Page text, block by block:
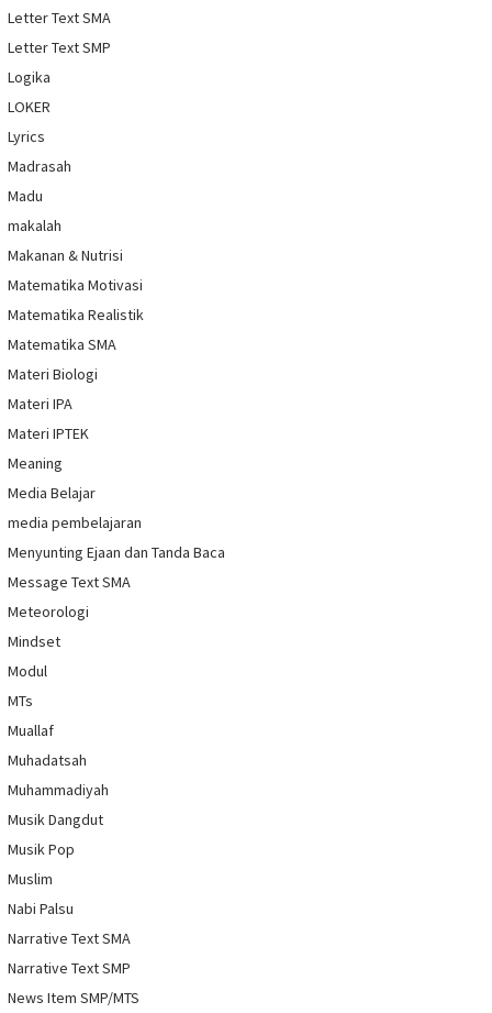
Letter Text SMA
Letter Text SMP
Logika
LOKER
Lyrics
Madrasah
Madu
makalah
Makanan & Nutrisi
Matematika Motivasi
Matematika Realistik
Matematika SMA
Materi Biologi
Materi IPA
Materi IPTEK
Meaning
Media Belajar
media pembelajaran
Menyunting Ejaan dan Tanda Baca
Message Text SMA
Meteorologi
Mindset
Modul
MTs
Muallaf
Muhadatsah
Muhammadiyah
Musik Dangdut
Musik Pop
Muslim
Nabi Palsu
Narrative Text SMA
Narrative Text SMP
News Item SMP/MTS